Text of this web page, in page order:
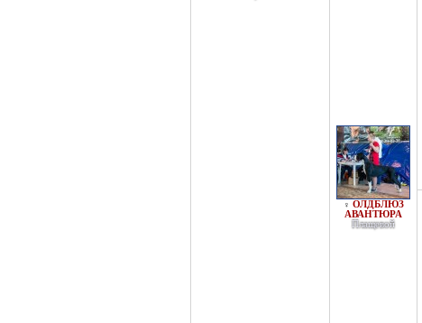
♀ ОЛДБЛЮЗ
АВАНТЮРА
Плащевой